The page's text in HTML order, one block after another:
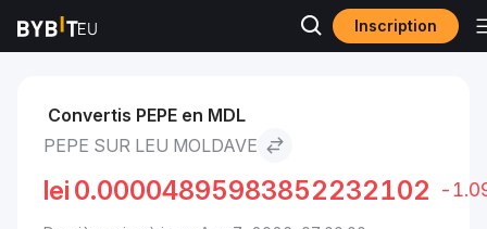
Inscription
Marchés Pepe to Leu moldave
Convertis PEPE en MDL
PEPE SUR LEU MOLDAVE
lei 0.00004895983852232102 -